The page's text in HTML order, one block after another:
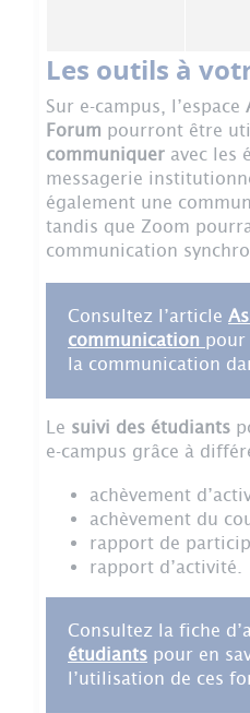
Les outils à
Sur e-campus, l’espace
Forum pourront être
communiquer avec les
messagerie
également une
tandis que Zoom
communication
Consultez l’article
communication pour
la communication
Le suivi des étudiants
e-campus grâce à
achèvement
achèvement du
rapport de
rapport d’activité.
Consultez la fiche
étudiants pour en
l’utilisation de ces